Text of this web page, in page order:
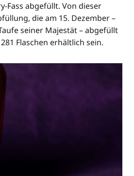
Fass abge­füllt. Von die­ser
die am 15. Dezem­ber –
sei­ner Majes­tät – abge­füllt
Fla­schen erhält­lich sein.